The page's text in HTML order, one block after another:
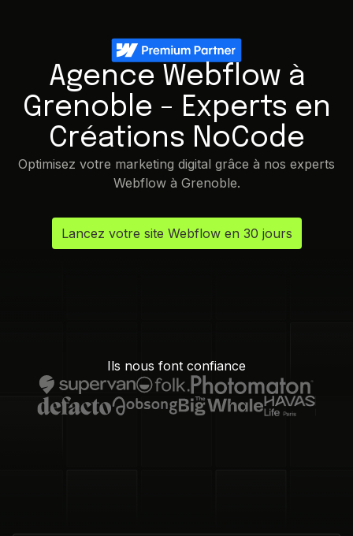
Agence Webflow à
Grenoble - Experts en
Créations NoCode
Optimisez votre marketing digital grâce à nos experts
Webflow à Grenoble.
Lancez votre site Webflow en 30 jours
Ils nous font confiance